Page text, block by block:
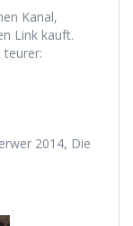
Kanal,
Link kauft.
teurer:
2014, Die